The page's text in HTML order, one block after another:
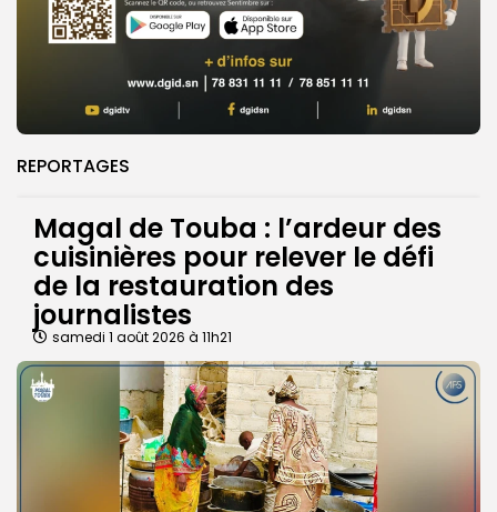
REPORTAGES
Magal de Touba : l’ardeur des
cuisinières pour relever le défi
de la restauration des
journalistes
samedi 1 août 2026 à 11h21